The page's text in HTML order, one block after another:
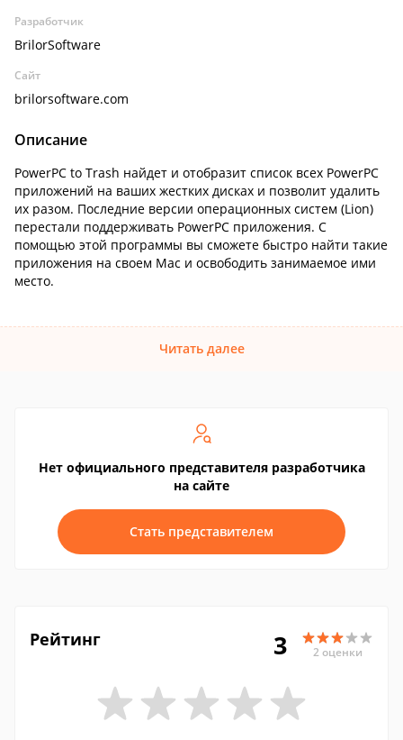
Разработчик
BrilorSoftware
Сайт
brilorsoftware.com
Описание
PowerPC to Trash найдет и отобразит список всех PowerPC
приложений на ваших жестких дисках и позволит удалить
их разом. Последние версии операционных систем (Lion)
перестали поддерживать PowerPC приложения. С
помощью этой программы вы сможете быстро найти такие
приложения на своем Mac и освободить занимаемое ими
место.
Читать далее
Нет официального представителя разработчика
на сайте
Стать представителем
Рейтинг 3 2 оценки